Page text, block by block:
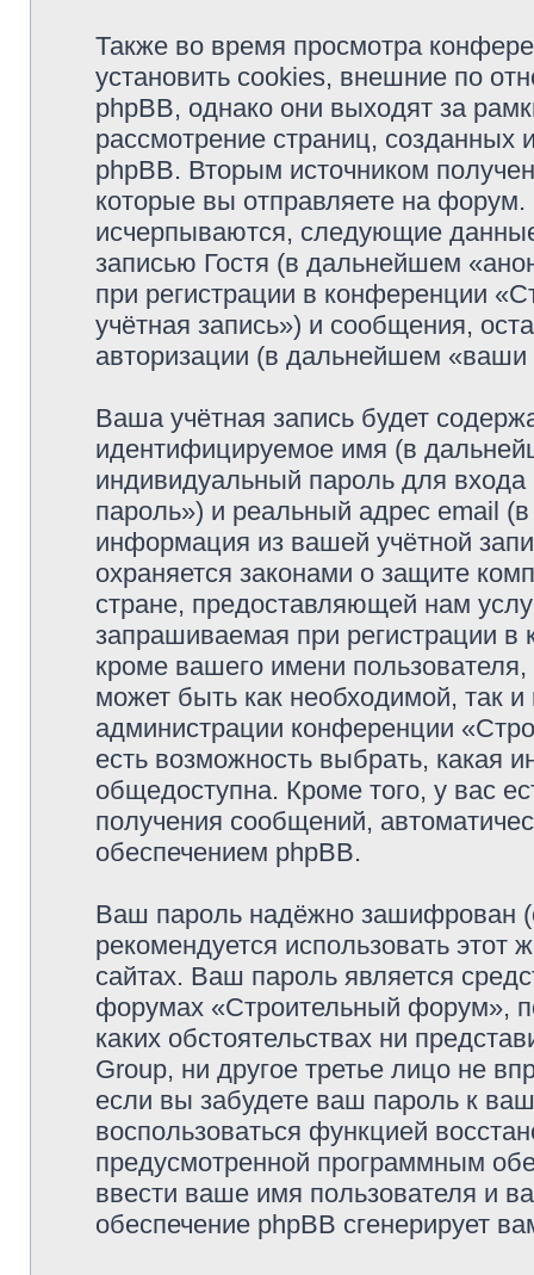
Также во время просмотра
установить cookies, внешние по
phpBB, однако они выходят за
рассмотрение страниц,
phpBB. Вторым источником
которые вы отправляете на
исчерпываются, следующие
записью Гостя (в дальнейшем
при регистрации в конференции
учётная запись») и сообщения,
авторизации (в дальнейшем
Ваша учётная запись будет
идентифицируемое имя (в
индивидуальный пароль для
пароль») и реальный адрес email
информация из вашей учётной
охраняется законами о защите
стране, предоставляющей нам
запрашиваемая при регистрации
кроме вашего имени
может быть как необходимой, так
администрации конференции
есть возможность выбрать, какая
общедоступна. Кроме того, у вас
получения сообщений,
обеспечением phpBB.
Ваш пароль надёжно зашифрован
рекомендуется использовать этот
сайтах. Ваш пароль является
форумах «Строительный форум»,
каких обстоятельствах ни
Group, ни другое третье лицо не
если вы забудете ваш пароль к
воспользоваться функцией
предусмотренной программным
ввести ваше имя пользователя и
обеспечение phpBB сгенерирует